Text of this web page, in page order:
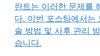
란트는 이러한 문제를
다. 이번 포스팅에서는
술 방법 및 사후 관리
습니다.